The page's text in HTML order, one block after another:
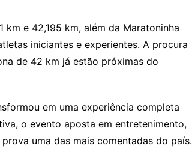
e 42,195 km, além da Maratoninha
iniciantes e experientes. A procura
de 42 km já estão próximas do
em uma experiência completa
o evento aposta em entretenimento,
uma das mais comentadas do país.